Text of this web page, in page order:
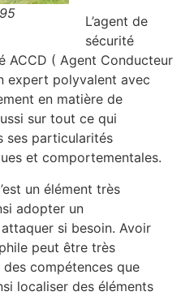
L’agent de
sécurité
ACCD ( Agent Conducteur
expert polyvalent avec
en matière de
sur tout ce qui
ses particularités
et comportementales.
un élément très
adopter un
si besoin. Avoir
peut être très
compétences que
localiser des éléments